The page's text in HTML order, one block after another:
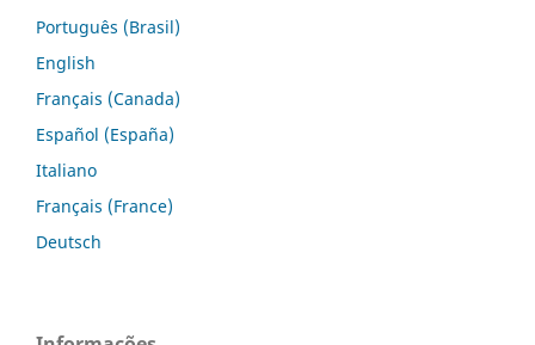
Português (Brasil)
English
Français (Canada)
Español (España)
Italiano
Français (France)
Deutsch